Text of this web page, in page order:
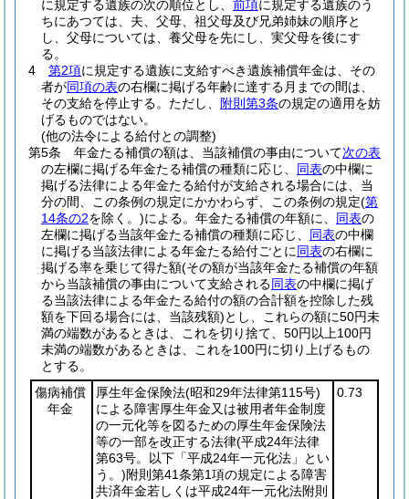
に規定する遺族の次の順位とし、 前項に規定する遺族のう
ちにあつては、夫、父母、祖父母及び兄弟姉妹の順序と
し、父母については、養父母を先にし、実父母を後にす
る。
4
第2項に規定する遺族に支給すべき遺族補償年金は、その
者が同項の表の右欄に掲げる年齢に達する月までの間は、
その支給を停止する。 ただし、 附則第3条の規定の適用を妨
げるものではない。
(他の法令による給付との調整)
第5条
年金たる補償の額は、当該補償の事由について次の表
の左欄に掲げる年金たる補償の種類に応じ、 同表の中欄に
掲げる法律による年金たる給付が支給される場合には、当
分の間、この条例の規定にかかわらず、この条例の規定(第
14条の2を除く。)による。 年金たる補償の年額に、 同表の
左欄に掲げる当該年金たる補償の種類に応じ、 同表の中欄
に掲げる当該法律による年金たる給付ごとに同表の右欄に
掲げる率を乗じて得た額(その額が当該年金たる補償の年額
から当該補償の事由について支給される同表の中欄に掲げ
る当該法律による年金たる給付の額の合計額を控除した残
額を下回る場合には、当該残額)とし、これらの額に50円未
満の端数があるときは、これを切り捨て、50円以上100円
未満の端数があるときは、これを100円に切り上げるもの
とする。
傷病補償
年金
厚生年金保険法(昭和29年法律第115号)
による障害厚生年金又は被用者年金制度
の一元化等を図るための厚生年金保険法
等の一部を改正する法律(平成24年法律
第63号。以下「平成24年一元化法」とい
う。)附則第41条第1項の規定による障害
共済年金若しくは平成24年一元化法附則
0.73